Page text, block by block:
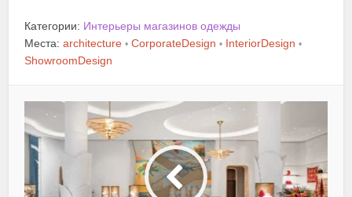
Категории: Интерьеры магазинов одежды
Места:architecture • CorporateDesign • InteriorDesign •
ShowroomDesign